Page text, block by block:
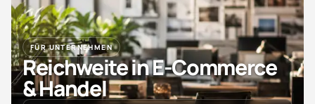
FÜR UNTERNEHMEN
Reichweite in E-Commerce
& Handel